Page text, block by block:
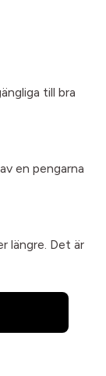
till bra
en pengarna
längre. Det är